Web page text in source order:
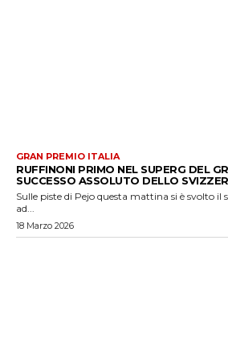
GRAN PREMIO ITALIA
RUFFINONI PRIMO NEL SUPERG DEL
SUCCESSO ASSOLUTO DELLO
Sulle piste di Pejo questa mattina si è svolto il
ad...
18 Marzo 2026